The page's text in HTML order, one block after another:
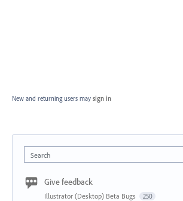
New and returning users may sign in
Search
Give feedback
Illustrator (Desktop) Beta Bugs 250